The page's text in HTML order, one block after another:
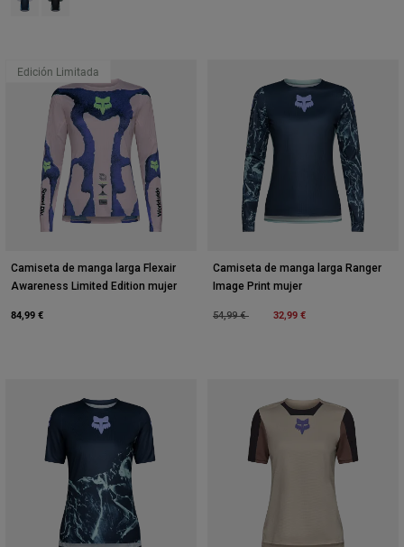
Edición Limitada
Camiseta de manga larga Flexair
Awareness Limited Edition mujer
84,99 €
Camiseta de manga larga Ranger
Image Print mujer
Price reduced from
54,99 €to 32,99 €